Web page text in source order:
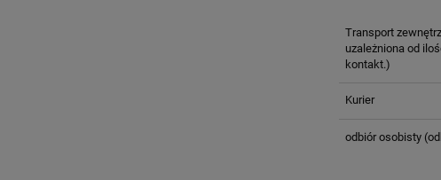
Transport
uzależniona od
kontakt.)
Kurier
odbiór osobisty